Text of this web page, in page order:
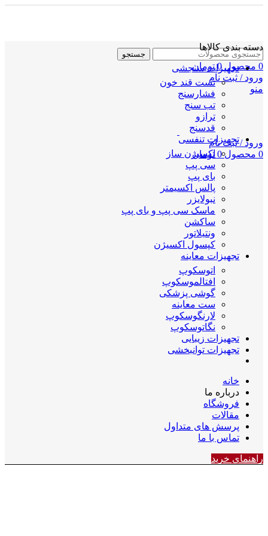
جستجو
0 محصول 0 تومان
ورود / ثبت نام
منو
ورود / ثبت نام
0 محصول 0 تومان
دسته بندی کالاها
تجهیزات سنجشی
تست قند خون
فشارسنج
تب سنج
ترازو
قدسنج
تجهیزات تنفسی
اکسیژن ساز
سی پپ
بای پپ
پالس اکسیمتر
نبولایزر
ماسک سی پپ و بای پپ
ساکشن
ونتیلاتور
کپسول اکسیژن
تجهیزات معاینه
اتوسکوپ
افتالموسکوپ
گوشی پزشکی
ست معاینه
لارنگوسکوپ
نگاتوسکوپ
تجهیزات زیبایی
تجهیزات توانبخشی
خانه
درباره ما
فروشگاه
مقالات
پرسش های متداول
تماس با ما
راهنمای خرید